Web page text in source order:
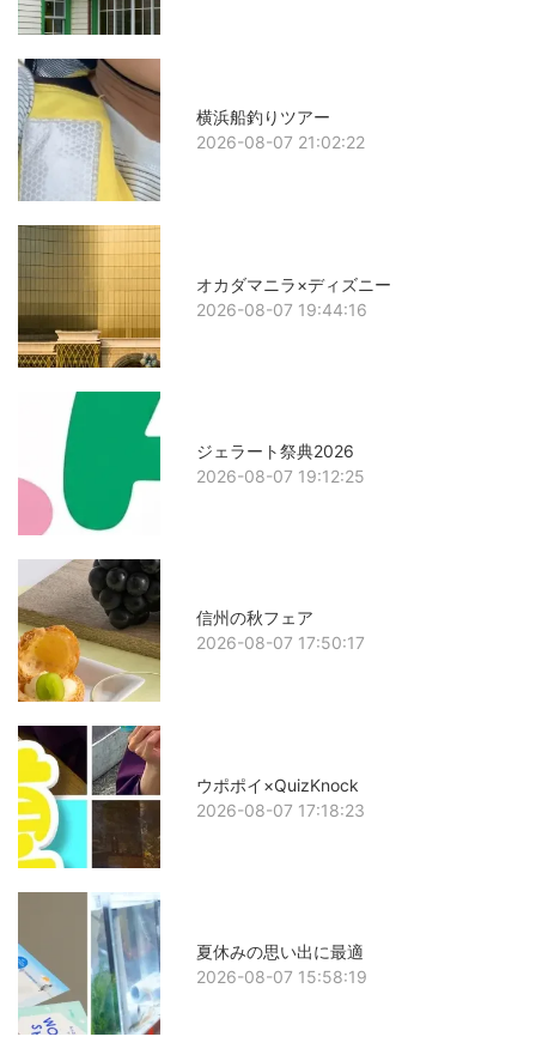
横浜船釣りツアー
2026-08-07 21:02:22
オカダマニラ×ディズニー
2026-08-07 19:44:16
ジェラート祭典2026
2026-08-07 19:12:25
信州の秋フェア
2026-08-07 17:50:17
ウポポイ×QuizKnock
2026-08-07 17:18:23
夏休みの思い出に最適
2026-08-07 15:58:19